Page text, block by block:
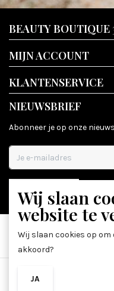
BEAUTY BOUTIQUE
MIJN ACCOUNT
KLANTENSERVICE
NIEUWSBRIEF
Abonneer je op onze
ABONNEER
Algemene voorwaarden
Wij slaan
website te
Wij slaan cookies op om
akkoord?
JA